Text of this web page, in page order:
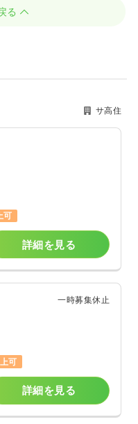
る
サ高住
可
詳細を見る
一時募集休止
可
詳細を見る